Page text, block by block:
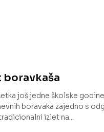
boravkaša
još jedne školske
boravaka zajedno s
izlet na...